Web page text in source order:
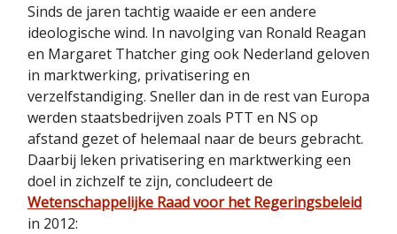
Sinds de jaren tachtig waaide er een andere
ideologische wind. In navolging van Ronald Reagan
en Margaret Thatcher ging ook Nederland geloven
in marktwerking, privatisering en
verzelfstandiging. Sneller dan in de rest van Europa
werden staatsbedrijven zoals PTT en NS op
afstand gezet of helemaal naar de beurs gebracht.
Daarbij leken privatisering en marktwerking een
doel in zichzelf te zijn, concludeert de
Wetenschappelijke Raad voor het Regeringsbeleid
in 2012: